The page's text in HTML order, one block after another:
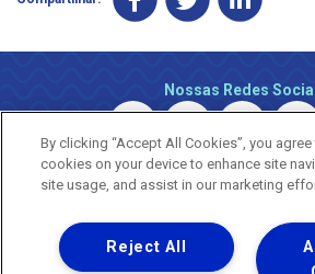
Nossas Redes
Copyright © 2026 - Todos
By clicking “Accept All Cookies”, you
cookies on your device to enhance site
site usage, and assist in our marketing
Reject All